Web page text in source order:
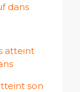
dans
son